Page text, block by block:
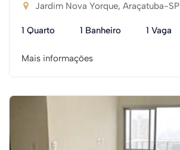
Jardim Nova Yorque, Araçatuba-SP
1 Quarto 1 Banheiro 1 Vaga
Mais informações